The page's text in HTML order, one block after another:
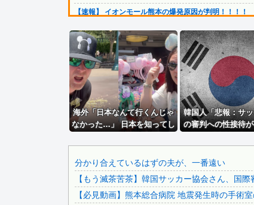
【速報】 イオンモール熊本の爆発原因が判明！！！！
【速報】 俳優・佐藤二郎さんX更新、フジテレビと縁切
【熊本地震】 ボランティア「水がない！届けて！」八
参政党・神谷代表、高市政権の食料品減税を「天下の
福岡県議会「海外旅行じゃない、海外活動だ！」→視察
被災地・熊本、泥酔者の通報が止まらず県警が異例のお
20代「50年ローンでええやろ」←これマジ？？？
人の睡眠と食事に過剰に口を出してくる母親と彼氏う
福岡県議会「海外旅行じゃない、海外活動だ！」→視
【衝撃】浅田真央ちゃんの婚活条件がこちら←むしろコ
大日本帝国陸軍「侵攻できたとして、食糧どうすんだ
【画像】近藤沙樹さんのお顔が…
海外「日本なんて行くんじゃ
なかった…」 日本を知ってし
後『本家』に失望する事態に
韓国人「悲報：サ
の審判への性接待
剥奪される模様…（
＝韓国の反応
分かり合えているはずの夫が、一番遠い
【もう滅茶苦茶】韓国サッカー協会さん、国
【必見動画】熊本総合病院 地震発生時の手術